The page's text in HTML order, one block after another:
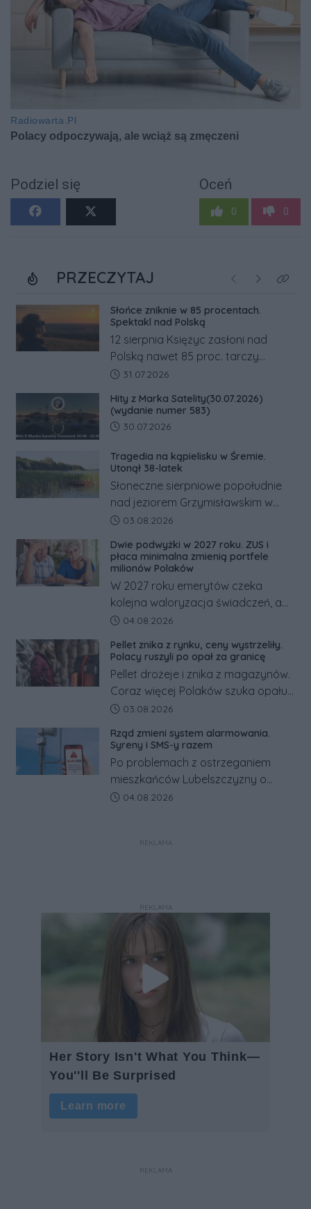
Podziel się Oceń
0 0
PRZECZYTAJ Poprzednie
NastępneKliknij
Słońce zniknie w 85 procentach.
Spektakl nad Polską
12 sierpnia Księżyc zasłoni nad
Polską nawet 85 proc. tarczy
Słońca. Największe zaćmienie od 27
zachodem.
Data dodania artykułu:
31.07.2026
Hity z Marka Satelity(30.07.2026)
(wydanie numer 583)
Data dodania artykułu:
30.07.2026
Tragedia na kąpielisku w Śremie.
Utonął 38-latek
Słoneczne sierpniowe popołudnie
nad jeziorem Grzymisławskim w
powiecie śremskim zakończyło się
odwrócić nawet natychmiastowe
działania służb ratunkowych.
Data dodania artykułu:
03.08.2026
Dwie podwyżki w 2027 roku. ZUS i
płaca minimalna zmienią portfele
milionów Polaków
W 2027 roku emerytów czeka
kolejna waloryzacja świadczeń, a
pracowników podwyżka płacy
tym zmianom zyskają.
Data dodania artykułu:
04.08.2026
Pellet znika z rynku, ceny wystrzeliły.
Polacy ruszyli po opał za granicę
Pellet drożeje i znika z magazynów.
Coraz więcej Polaków szuka opału
za granicą, gdzie bywa nawet
Co się dzieje?
Data dodania artykułu:
03.08.2026
Rząd zmieni system alarmowania.
Syreny i SMS-y razem
Po problemach z ostrzeganiem
mieszkańców Lubelszczyzny o
rosyjskim zagrożeniu rząd
w jeden system.
Data dodania artykułu:
04.08.2026
REKLAMA
REKLAMA
REKLAMA